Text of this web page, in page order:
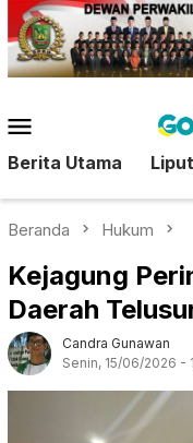
Loncat
ke
konten
Mobile
Berita Utama
Beranda Hukum
Kejagung
Daerah
Candra Gunawan
Senin, 15/06/2026 -